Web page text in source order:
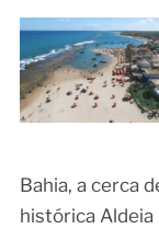
Bahia, a cerca
histórica Aldeia